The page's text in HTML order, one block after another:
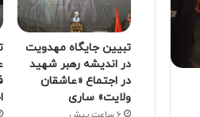
تبیین جایگاه مهدویت
در اندیشه رهبر شهید
در اجتماع «عاشقان
ولایت» ساری
6 ساعت پیش